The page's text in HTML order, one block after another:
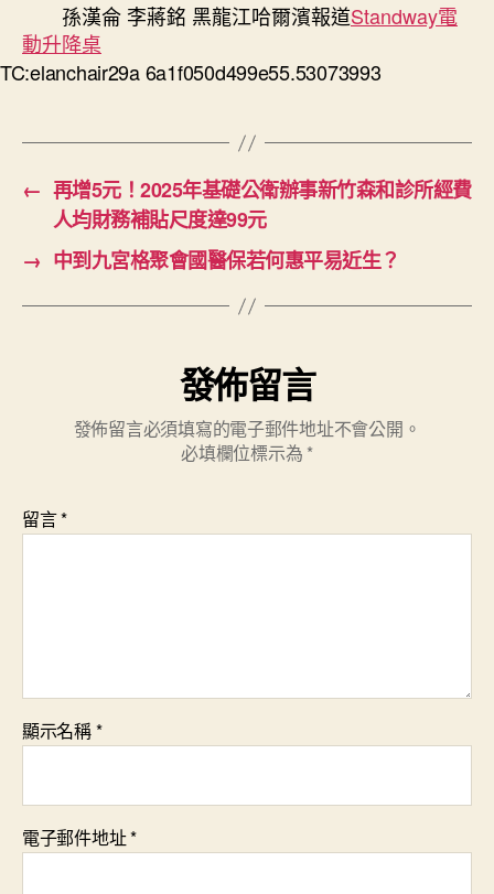
孫漢侖 李蔣銘 黑龍江哈爾濱報道Standway電
動升降桌
TC:elanchair29a 6a1f050d499e55.53073993
← 再增5元！2025年基礎公衛辦事新竹森和診所經費
人均財務補貼尺度達99元
→ 中到九宮格聚會國醫保若何惠平易近生？
發佈留言
發佈留言必須填寫的電子郵件地址不會公開。
必填欄位標示為 *
留言*
顯示名稱*
電子郵件地址*